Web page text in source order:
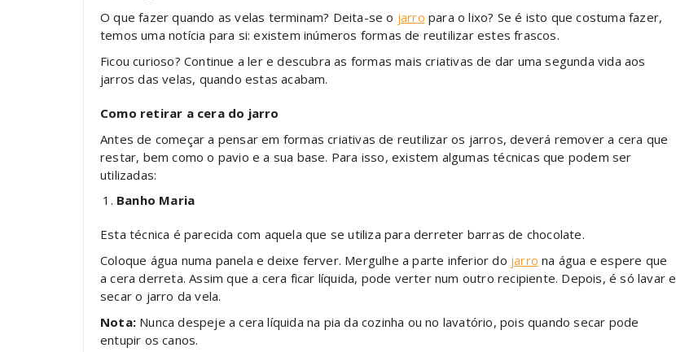
O que fazer quando as velas terminam? Deita-se o jarro para o lixo? Se é isto que costuma fazer,
temos uma notícia para si: existem inúmeros formas de reutilizar estes frascos.
Ficou curioso? Continue a ler e descubra as formas mais criativas de dar uma segunda vida aos
jarros das velas, quando estas acabam.
Como retirar a cera do jarro
Antes de começar a pensar em formas criativas de reutilizar os jarros, deverá remover a cera que
restar, bem como o pavio e a sua base. Para isso, existem algumas técnicas que podem ser
utilizadas:
Banho Maria
Esta técnica é parecida com aquela que se utiliza para derreter barras de chocolate.
Coloque água numa panela e deixe ferver. Mergulhe a parte inferior do jarro na água e espere que
a cera derreta. Assim que a cera ficar líquida, pode verter num outro recipiente. Depois, é só lavar e
secar o jarro da vela.
Nota: Nunca despeje a cera líquida na pia da cozinha ou no lavatório, pois quando secar pode
entupir os canos.